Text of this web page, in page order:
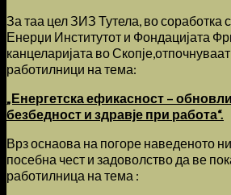
За таа цел ЗИЗ Тутела, во соработка
Енерџи Институтот и Фондацијата
канцеларијата во
работилници на тема:
„Енергетска ефикасност –
безбедност и здравје при работа“.
Врз оснаова на погоре наведеното
посебна чест и задоволство да ве
работилница на тема :